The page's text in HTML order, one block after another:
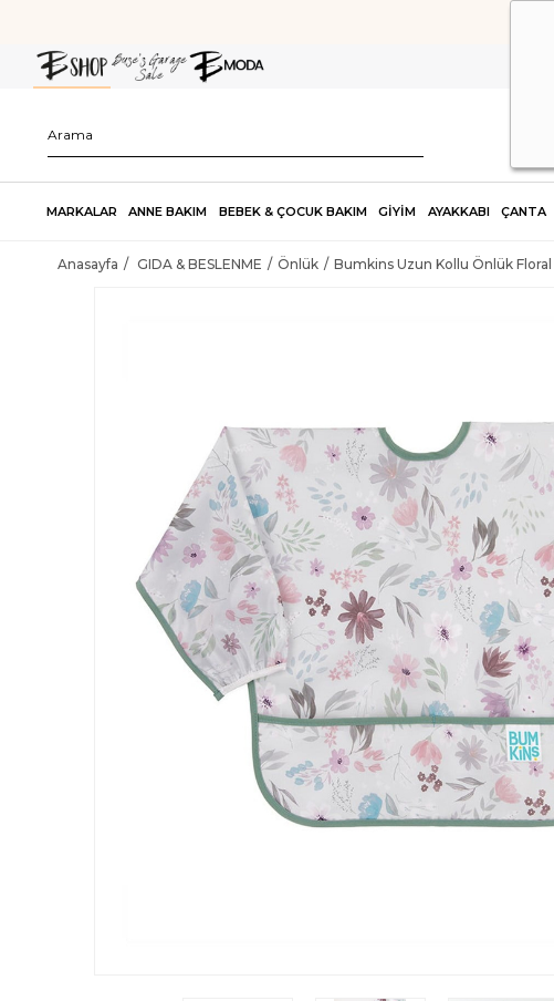
MARKALAR ANNE BAKIM BEBEK & ÇOCUK BAKIM GİYİM AYAKKABI ÇANTA
Anasayfa GIDA & BESLENME Önlük Bumkins Uzun Kollu Önlük Floral